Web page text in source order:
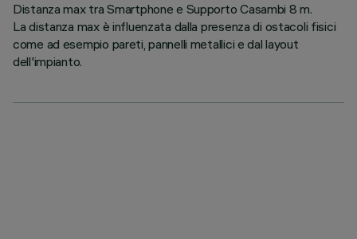
Distanza max tra Smartphone e Supporto Casambi 8 m.
La distanza max è influenzata dalla presenza di ostacoli fisici
come ad esempio pareti, pannelli metallici e dal layout
dell'impianto.